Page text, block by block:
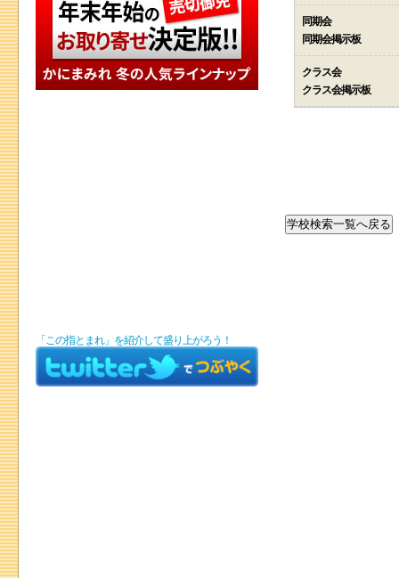
同期会
同期会掲示板
クラス会
クラス会掲示板
「この指とまれ」を紹介して盛り上がろう！